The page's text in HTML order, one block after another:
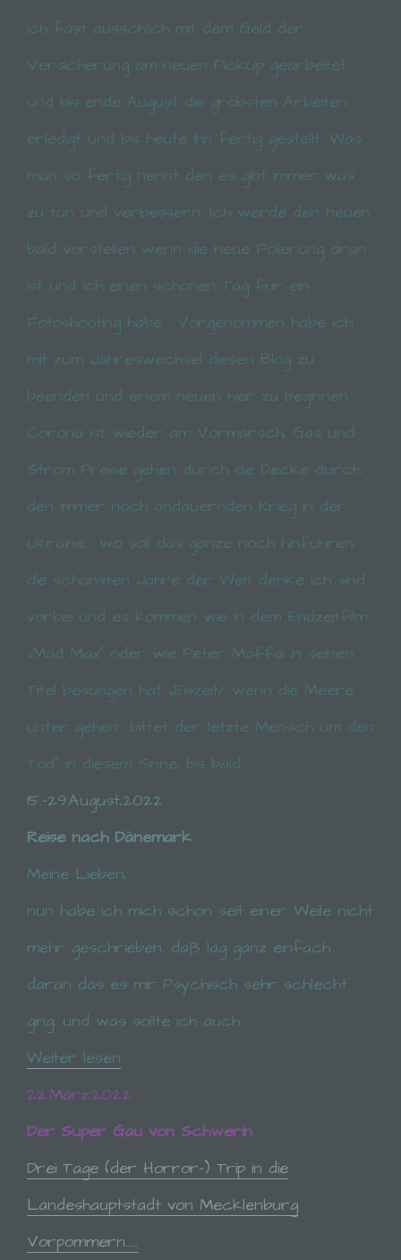
ich fast ausschlich mit dem Geld der
Versicherung am neuen PickUp gearbeitet
und bis ende August die gröbsten Arbeiten
erledigt und bis heute ihn fertig gestellt. Was
man so fertig nennt den es gibt immer was
zu tun und verbessern. Ich werde den neuen
bald vorstellen wenn die neue Folierung dran
ist und ich einen schönen Tag für ein
Fotoshooting habe.
Vorgenommen habe ich
mit zum Jahreswechsel diesen Blog zu
beenden und einem neuen hier zu beginnen.
Corona ist wieder am Vormarsch, Gas und
Strom Preise gehen durch die Decke durch
den immer noch andauernden Krieg in der
Ukraine.
wo soll das ganze noch hinführen,
die schönsten Jahre der Welt denke ich sind
vorbei und es kommen wie in dem Endzeitfilm
„Mad Max“ oder wie Peter Maffai in seinen
Titel besungen hat „Eiszeit/ wenn die Meere
unter gehen.. bittet der letzte Mensch um den
Tod“ in diesem Sinne, bis bald
15.-29.August,2022
Reise nach Dänemark
Meine Lieben,
nun habe ich mich schon seit einer Weile nicht
mehr geschrieben, daß lag ganz einfach
daran das es mir Psychisch sehr schlecht
ging, und was sollte ich auch
Weiter lesen
22.März.2022
Der Super Gau von Schwerin
Drei Tage (der Horror-) Trip in die
Landeshauptstadt von Mecklenburg
Vorpommern…..